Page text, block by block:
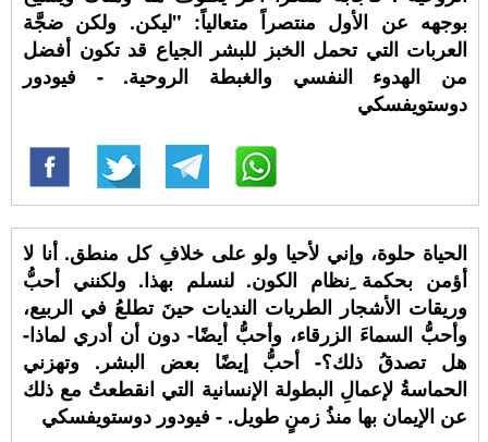
بوجهه عن الأول منتصراً متعالياً: "ليكن. ولكن ضجَّة
العربات التي تحمل الخبز للبشر الجياع قد تكون أفضل
من الهدوء النفسي والغبطة الروحية. - فيودور
دوستويفسكي
الحياة حلوة، وإني لأحيا ولو على خلافِ كل منطق. أنا لا
أؤمن بحكمة ِنظام الكون. لنسلم بهذا. ولكنني أحبُّ
وريقات الأشجار الطريات النديات حينَ تطلعُ في الربيع،
وأحبُّ السماءَ الزرقاء، وأحبُّ أيضًا- دون أن أدري لماذا-
هل تصدقُ ذلك؟- أحبُّ إيضًا بعض البشر. وتهزني
الحماسةُ لإعمالِ البطولة الإنسانية التي انقطعتُ مع ذلك
عن الإيمان بها منذُ زمنٍ طويل. - فيودور دوستويفسكي